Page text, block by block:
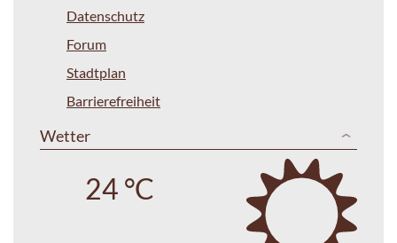
Datenschutz
Forum
Stadtplan
Barrierefreiheit
Wetter
24 °C